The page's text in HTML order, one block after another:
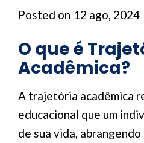
Posted on 12 ago, 2024
O que é
Acadêmica?
A trajetória acadêmica
educacional que um
de sua vida,